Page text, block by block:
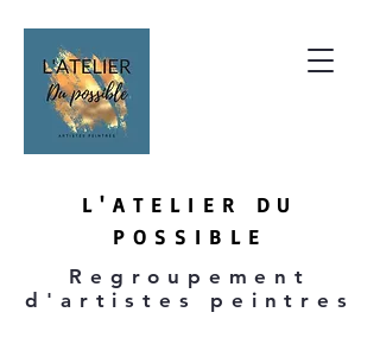
L'ATE LIER DU
P OSSIBLE
Regroupement
d'artistes peintres